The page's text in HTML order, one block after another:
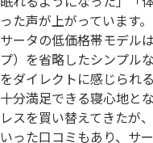
った声が上がっています。
サータの低価格帯モデル
プ）を省略したシンプル
をダイレクトに感じられ
十分満足できる寝心地と
レスを買い替えてきたが
いった口コミもあり、サ